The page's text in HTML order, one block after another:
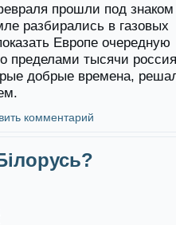
прошли под знаком
разбирались в газовых
Европе очередную
пределами тысячи
добрые времена,
комментарий